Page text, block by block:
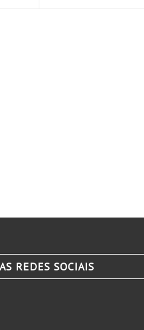
REDES SOCIAIS